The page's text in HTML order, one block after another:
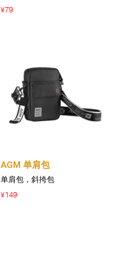
¥79
AGM 单肩包
单肩包，斜挎包
¥149